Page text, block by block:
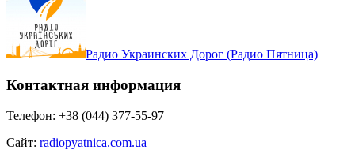
Радио Украинских Дорог (Радио Пятница)
Контактная информация
Телефон: +38 (044) 377-55-97
Сайт: radiopyatnica.com.ua